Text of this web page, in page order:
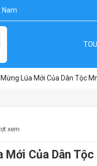
Nam
Lúa Mới Của Dân Tộc
xem
Của Dân Tộc